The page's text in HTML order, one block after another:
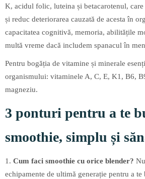
K, acidul folic, luteina și betacarotenul,
și reduc deteriorarea cauzată de acesta în
capacitatea cognitivă, memoria, abilitățile
multă vreme dacă includem spanacul în
Pentru bogăția de vitamine și minerale
organismului: vitaminele A, C, E, K1, B6,
magneziu.
3 ponturi pentru a te
smoothie, simplu și
1. Cum faci smoothie cu orice blender?
echipamente de ultimă generație pentru a